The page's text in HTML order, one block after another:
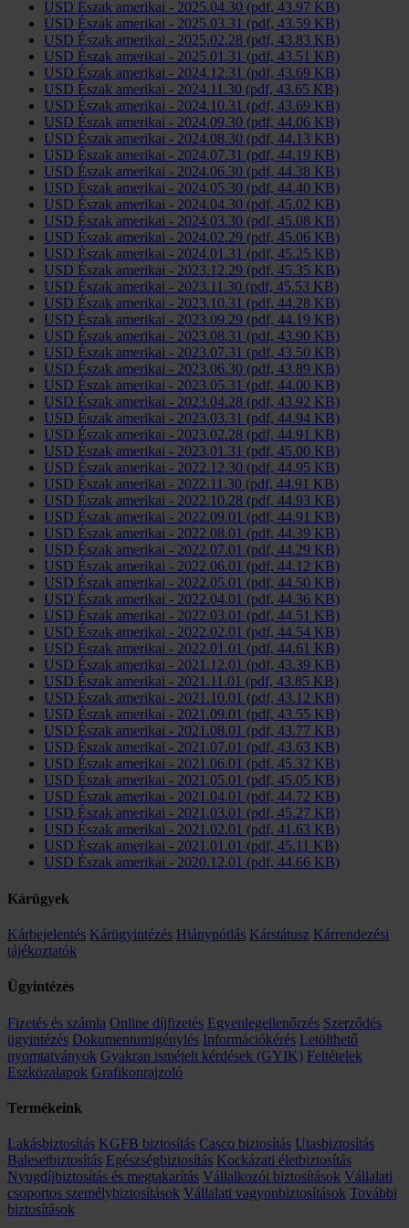
USD Észak amerikai - 2025.04.30 (pdf, 43.97 KB)
USD Észak amerikai - 2025.03.31 (pdf, 43.59 KB)
USD Észak amerikai - 2025.02.28 (pdf, 43.83 KB)
USD Észak amerikai - 2025.01.31 (pdf, 43.51 KB)
USD Észak amerikai - 2024.12.31 (pdf, 43.69 KB)
USD Észak amerikai - 2024.11.30 (pdf, 43.65 KB)
USD Észak amerikai - 2024.10.31 (pdf, 43.69 KB)
USD Észak amerikai - 2024.09.30 (pdf, 44.06 KB)
USD Észak amerikai - 2024.08.30 (pdf, 44.13 KB)
USD Észak amerikai - 2024.07.31 (pdf, 44.19 KB)
USD Észak amerikai - 2024.06.30 (pdf, 44.38 KB)
USD Észak amerikai - 2024.05.30 (pdf, 44.40 KB)
USD Észak amerikai - 2024.04.30 (pdf, 45.02 KB)
USD Észak amerikai - 2024.03.30 (pdf, 45.08 KB)
USD Észak amerikai - 2024.02.29 (pdf, 45.06 KB)
USD Észak amerikai - 2024.01.31 (pdf, 45.25 KB)
USD Észak amerikai - 2023.12.29 (pdf, 45.35 KB)
USD Észak amerikai - 2023.11.30 (pdf, 45.53 KB)
USD Észak amerikai - 2023.10.31 (pdf, 44.28 KB)
USD Észak amerikai - 2023.09.29 (pdf, 44.19 KB)
USD Észak amerikai - 2023.08.31 (pdf, 43.90 KB)
USD Észak amerikai - 2023.07.31 (pdf, 43.50 KB)
USD Észak amerikai - 2023.06.30 (pdf, 43.89 KB)
USD Észak amerikai - 2023.05.31 (pdf, 44.00 KB)
USD Észak amerikai - 2023.04.28 (pdf, 43.92 KB)
USD Észak amerikai - 2023.03.31 (pdf, 44.94 KB)
USD Észak amerikai - 2023.02.28 (pdf, 44.91 KB)
USD Észak amerikai - 2023.01.31 (pdf, 45.00 KB)
USD Észak amerikai - 2022.12.30 (pdf, 44.95 KB)
USD Észak amerikai - 2022.11.30 (pdf, 44.91 KB)
USD Észak amerikai - 2022.10.28 (pdf, 44.93 KB)
USD Észak amerikai - 2022.09.01 (pdf, 44.91 KB)
USD Észak amerikai - 2022.08.01 (pdf, 44.39 KB)
USD Észak amerikai - 2022.07.01 (pdf, 44.29 KB)
USD Észak amerikai - 2022.06.01 (pdf, 44.12 KB)
USD Észak amerikai - 2022.05.01 (pdf, 44.50 KB)
USD Észak amerikai - 2022.04.01 (pdf, 44.36 KB)
USD Észak amerikai - 2022.03.01 (pdf, 44.51 KB)
USD Észak amerikai - 2022.02.01 (pdf, 44.54 KB)
USD Észak amerikai - 2022.01.01 (pdf, 44.61 KB)
USD Észak amerikai - 2021.12.01 (pdf, 43.39 KB)
USD Észak amerikai - 2021.11.01 (pdf, 43.85 KB)
USD Észak amerikai - 2021.10.01 (pdf, 43.12 KB)
USD Észak amerikai - 2021.09.01 (pdf, 43.55 KB)
USD Észak amerikai - 2021.08.01 (pdf, 43.77 KB)
USD Észak amerikai - 2021.07.01 (pdf, 43.63 KB)
USD Észak amerikai - 2021.06.01 (pdf, 45.32 KB)
USD Észak amerikai - 2021.05.01 (pdf, 45.05 KB)
USD Észak amerikai - 2021.04.01 (pdf, 44.72 KB)
USD Észak amerikai - 2021.03.01 (pdf, 45.27 KB)
USD Észak amerikai - 2021.02.01 (pdf, 41.63 KB)
USD Észak amerikai - 2021.01.01 (pdf, 45.11 KB)
USD Észak amerikai - 2020.12.01 (pdf, 44.66 KB)
Kárügyek
Kárbejelentés Kárügyintézés Hiánypótlás Kárstátusz Kárrendezési
tájékoztatók
Ügyintézés
Fizetés és számla Online díjfizetés Egyenlegellenőrzés Szerződés
ügyintézés Dokumentumigénylés Információkérés Letölthető
nyomtatványok Gyakran ismételt kérdések (GYIK) Feltételek
Eszközalapok Grafikonrajzoló
Termékeink
Lakásbiztosítás KGFB biztosítás Casco biztosítás Utasbiztosítás
Balesetbiztosítás Egészségbiztosítás Kockázati életbiztosítás
Nyugdíjbiztosítás és megtakarítás Vállalkozói biztosítások Vállalati
csoportos személybiztosítások Vállalati vagyonbiztosítások További
biztosítások